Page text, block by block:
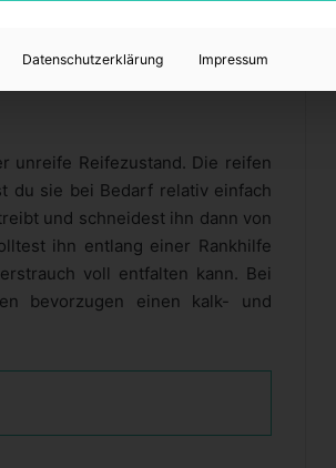
Böden in Sonnen- oder
unreife Reifezustand. Die reifen
du sie bei Bedarf relativ einfach
und schneidest ihn dann von
ihn entlang einer Rankhilfe
voll entfalten kann. Bei
bevorzugen einen kalk- und
Datenschutzerklärung Impressum